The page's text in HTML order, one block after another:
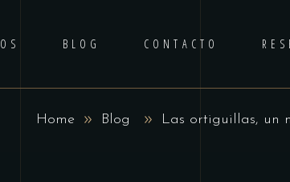
BLOG CONTACTO
Home Blog Las ortiguillas, un